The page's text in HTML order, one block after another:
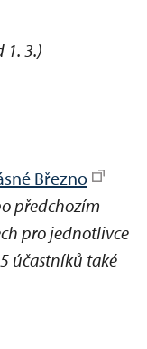
1. 3.)
Březno
předchozím
pro jednotlivce
účastníků také